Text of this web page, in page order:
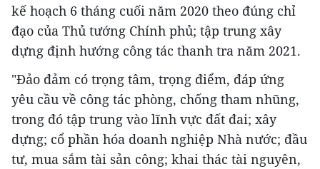
kế hoạch 6 tháng cuối năm 2020 theo đúng chỉ
đạo của Thủ tướng Chính phủ; tập trung xây
dựng định hướng công tác thanh tra năm 2021.
"Đảo đảm có trọng tâm, trọng điểm, đáp ứng
yêu cầu về công tác phòng, chống tham nhũng,
trong đó tập trung vào lĩnh vực đất đai; xây
dựng; cổ phần hóa doanh nghiệp Nhà nước; đầu
tư, mua sắm tài sản công; khai thác tài nguyên,